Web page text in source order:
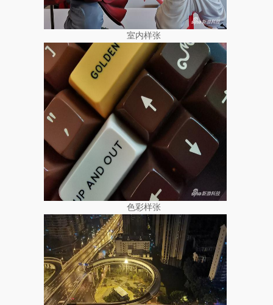
室内样张
色彩样张